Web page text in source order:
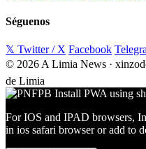
Séguenos
𝕏 Twitter / X Facebook
© 2026 A Limia News ·
de Limia
For IOS and IPAD browsers,
in ios safari browser or add to